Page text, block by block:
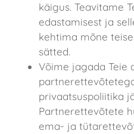
käigus. Teavitame
edastamisest ja
kehtima mõne
sätted.
Võime jagada Teie
privaatsuspoliitika
Partnerettevõtete
ema- ja